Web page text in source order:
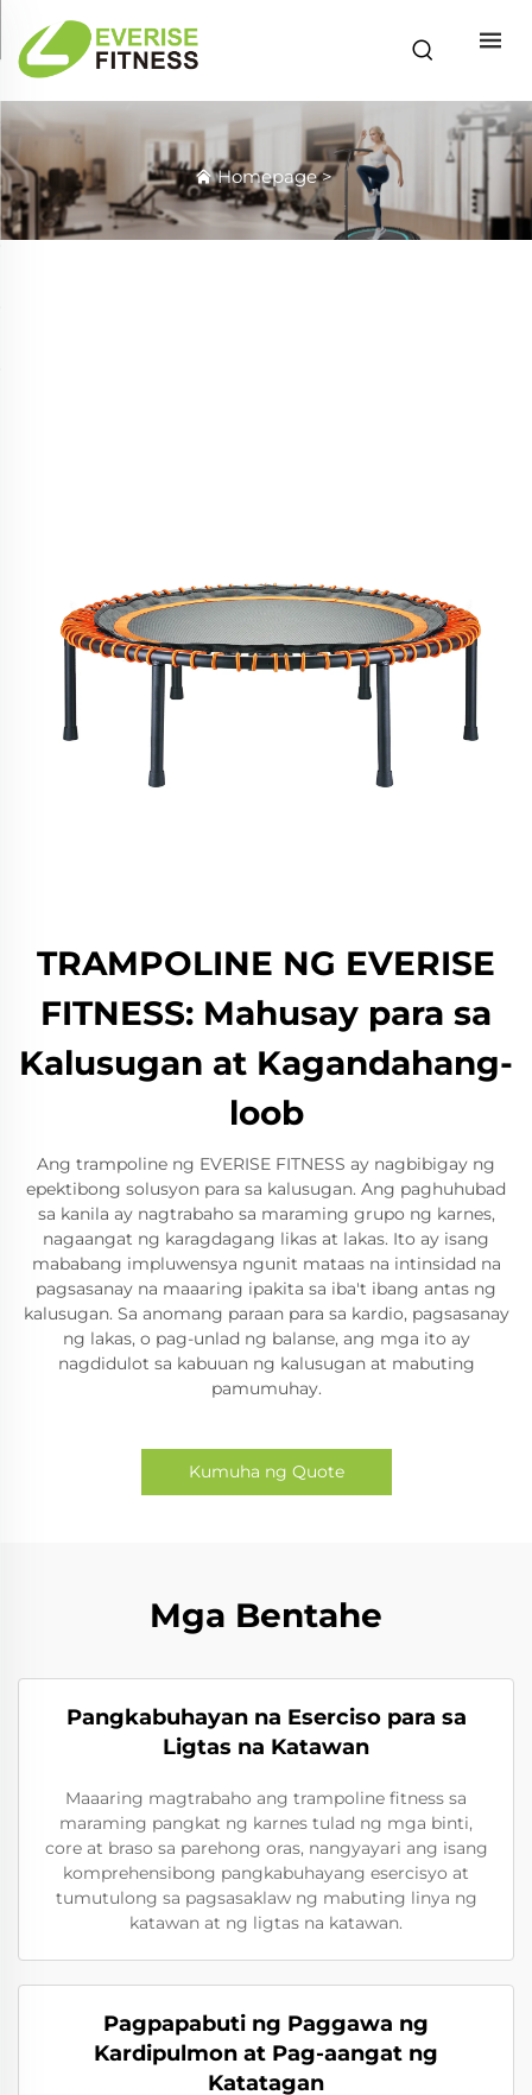
Homepage>
TRAMPOLINE NG EVERISE
FITNESS: Mahusay para sa
Kalusugan at Kagandahang-
loob
Ang trampoline ng EVERISE FITNESS ay nagbibigay ng
epektibong solusyon para sa kalusugan. Ang paghuhubad
sa kanila ay nagtrabaho sa maraming grupo ng karnes,
nagaangat ng karagdagang likas at lakas. Ito ay isang
mababang impluwensya ngunit mataas na intinsidad na
pagsasanay na maaaring ipakita sa iba't ibang antas ng
kalusugan. Sa anomang paraan para sa kardio, pagsasanay
ng lakas, o pag-unlad ng balanse, ang mga ito ay
nagdidulot sa kabuuan ng kalusugan at mabuting
pamumuhay.
Kumuha ng Quote
Mga Bentahe
Pangkabuhayan na Eserciso para sa
Ligtas na Katawan
Maaaring magtrabaho ang trampoline fitness sa
maraming pangkat ng karnes tulad ng mga binti,
core at braso sa parehong oras, nangyayari ang isang
komprehensibong pangkabuhayang esercisyo at
tumutulong sa pagsasaklaw ng mabuting linya ng
katawan at ng ligtas na katawan.
Pagpapabuti ng Paggawa ng
Kardipulmon at Pag-aangat ng
Katatagan